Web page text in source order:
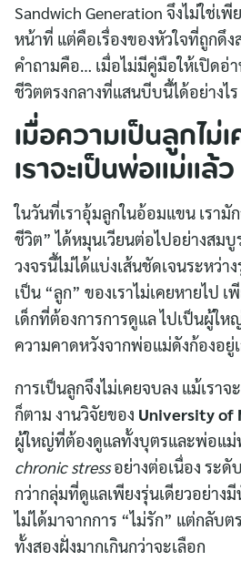
Sandwich Generation จึงไม่ใช่เพี
หน้าที่ แต่คือเรื่องของหัวใจที่ถูกดึง
คำถามคือ… เมื่อไม่มีคู่มือให้เปิดอ่
ชีวิตตรงกลางที่แสนบีบนี้ได้อย่างไร
เมื่อความเป็นลูกไม่
เราจะเป็นพ่อแม่แล้ว
ในวันที่เราอุ้มลูกในอ้อมแขน เรามั
ชีวิต” ได้หมุนเวียนต่อไปอย่างสม
วงจรนี้ไม่ได้แบ่งเส้นชัดเจนระหว่า
เป็น “ลูก” ของเราไม่เคยหายไป เ
เด็กที่ต้องการการดูแล ไปเป็นผู้ให
ความคาดหวังจากพ่อแม่ดังก้องอยู่
การเป็นลูกจึงไม่เคยจบลง แม้เรา
ก็ตาม งานวิจัยของ University of
ผู้ใหญ่ที่ต้องดูแลทั้งบุตรและพ่อแ
chronic stressอย่างต่อเนื่อง ระดั
กว่ากลุ่มที่ดูแลเพียงรุ่นเดียวอย่าง
ไม่ได้มาจากการ “ไม่รัก” แต่กลับต
ทั้งสองฝั่งมากเกินกว่าจะเลือก